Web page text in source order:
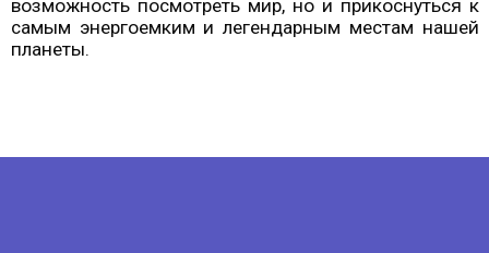
Россия, г. Санкт-Петербург,
Северный пр-кт, д. 26 к. 2, оф.192,
194295,